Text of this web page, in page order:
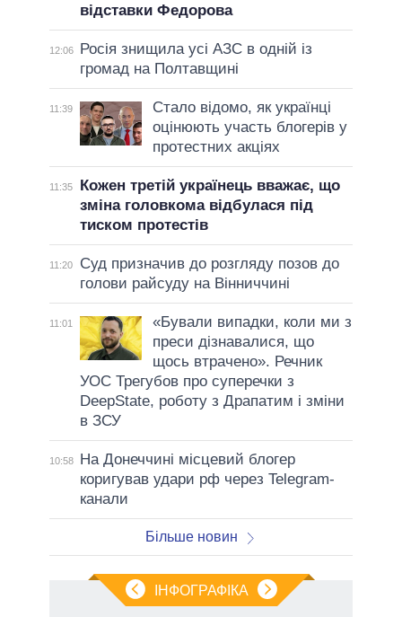
відставки Федорова
12:06
Росія знищила усі АЗС в одній із
громад на Полтавщині
11:39
Стало відомо, як українці
оцінюють участь блогерів у
протестних акціях
11:35
Кожен третій українець вважає, що
зміна головкома відбулася під
тиском протестів
11:20
Суд призначив до розгляду позов до
голови райсуду на Вінниччині
11:01
«Бували випадки, коли ми з
преси дізнавалися, що
щось втрачено». Речник
УОС Трегубов про cуперечки з
DeepState, роботу з Драпатим і зміни
в ЗСУ
10:58
На Донеччині місцевий блогер
коригував удари рф через Telegram-
канали
Більше новин
ІНФОГРАФІКА